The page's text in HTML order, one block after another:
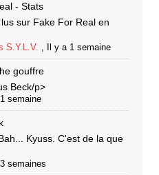
- Stats
sur Fake For Real en
S.Y.L.V. , Il y a 1 semaine
gouffre
Beck/p>
1 semaine
Kyuss. C'est de la que
3 semaines